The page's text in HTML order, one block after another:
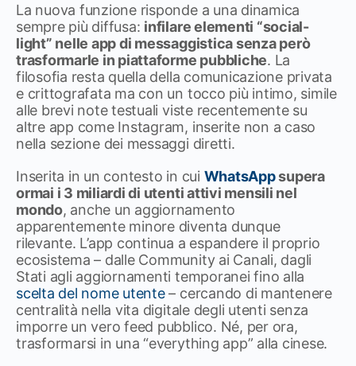
La nuova funzione risponde a una dinamica
sempre più diffusa: infilare elementi “social-
light” nelle app di messaggistica senza però
trasformarle in piattaforme pubbliche. La
filosofia resta quella della comunicazione privata
e crittografata ma con un tocco più intimo, simile
alle brevi note testuali viste recentemente su
altre app come Instagram, inserite non a caso
nella sezione dei messaggi diretti.
Inserita in un contesto in cui WhatsAppsupera
ormai i 3 miliardi di utenti attivi mensili nel
mondo, anche un aggiornamento
apparentemente minore diventa dunque
rilevante. L’app continua a espandere il proprio
ecosistema – dalle Community ai Canali, dagli
Stati agli aggiornamenti temporanei fino alla
scelta del nome utente– cercando di mantenere
centralità nella vita digitale degli utenti senza
imporre un vero feed pubblico. Né, per ora,
trasformarsi in una “everything app” alla cinese.